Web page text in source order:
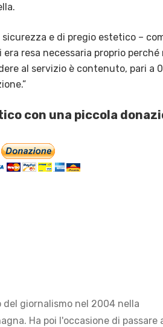
e di pregio estetico –
resa necessaria proprio perché
al servizio è contenuto, pari a
con una piccola
giornalismo nel 2004 nella
Ha poi l'occasione di passare